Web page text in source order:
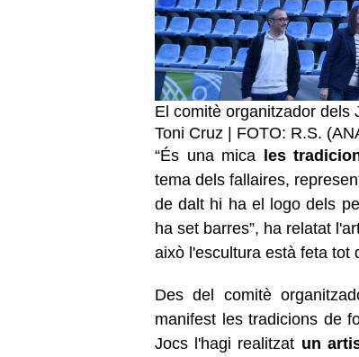
El comitè organitzador dels
Toni Cruz | FOTO: R.S.
“És una mica les
tema dels fallaires,
de dalt hi ha el logo dels
ha set barres”, ha relatat
això l'escultura està feta tot
Des del comitè
manifest les tradicions de
Jocs l'hagi realitzat un